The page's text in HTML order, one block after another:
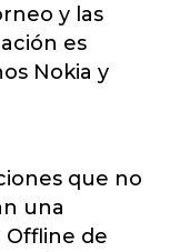
y las
es
Nokia y
que no
una
Offline de